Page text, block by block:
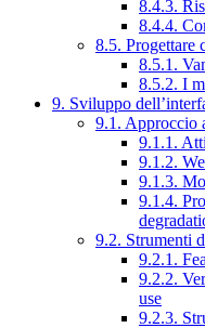
8.4.3.
8.4.4.
8.5. Progettare
8.5.1.
8.5.2. I
9. Sviluppo
9.1. Approccio
9.1.1.
9.1.2.
9.1.3.
9.1.4.
9.2. Strumenti
9.2.1.
9.2.2.
use
9.2.3.